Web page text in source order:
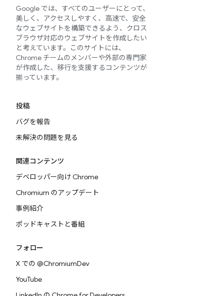
Google では、すべてのユーザーにとって、
美しく、アクセスしやすく、高速で、安全
なウェブサイトを構築できるよう、クロス
ブラウザ対応のウェブサイトを作成したい
と考えています。このサイトには、
Chrome チームのメンバーや外部の専門家
が作成した、移行を支援するコンテンツが
揃っています。
投稿
バグを報告
未解決の問題を見る
関連コンテンツ
デベロッパー向け Chrome
Chromium のアップデート
事例紹介
ポッドキャストと番組
フォロー
X での @ChromiumDev
YouTube